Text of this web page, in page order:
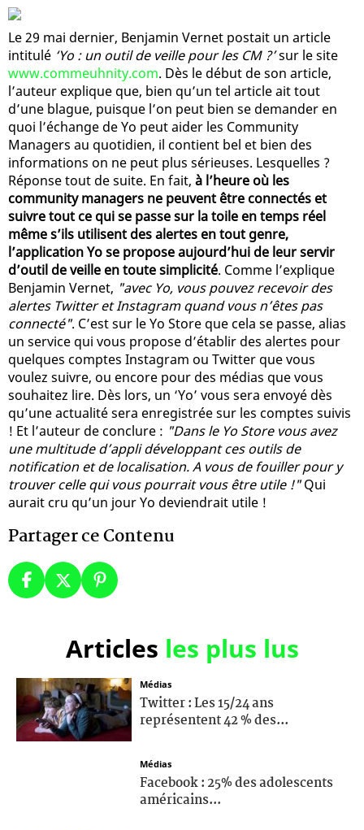
Le 29 mai dernier, Benjamin Vernet postait un article
intitulé ‘Yo : un outil de veille pour les CM ?’sur le site
www.commeuhnity.com. Dès le début de son article,
l’auteur explique que, bien qu’un tel article ait tout
d’une blague, puisque l’on peut bien se demander en
quoi l’échange de Yo peut aider les Community
Managers au quotidien, il contient bel et bien des
informations on ne peut plus sérieuses. Lesquelles ?
Réponse tout de suite. En fait, à l’heure où les
community managers ne peuvent être connectés et
suivre tout ce qui se passe sur la toile en temps réel
même s’ils utilisent des alertes en tout genre,
l’application Yo se propose aujourd’hui de leur servir
d’outil de veille en toute simplicité. Comme l’explique
Benjamin Vernet, "avec Yo, vous pouvez recevoir des
alertes Twitter et Instagram quand vous n’êtes pas
connecté". C’est sur le Yo Store que cela se passe, alias
un service qui vous propose d’établir des alertes pour
quelques comptes Instagram ou Twitter que vous
voulez suivre, ou encore pour des médias que vous
souhaitez lire. Dès lors, un ‘Yo’ vous sera envoyé dès
qu’une actualité sera enregistrée sur les comptes suivis
! Et l’auteur de conclure : "Dans le Yo Store vous avez
une multitude d’appli développant ces outils de
notification et de localisation. A vous de fouiller pour y
trouver celle qui vous pourrait vous être utile !"Qui
aurait cru qu’un jour Yo deviendrait utile !
Partager ce Contenu
Articles les plus lus
Médias
Twitter : Les 15/24 ans
représentent 42 % des...
Médias
Facebook : 25% des adolescents
américains...